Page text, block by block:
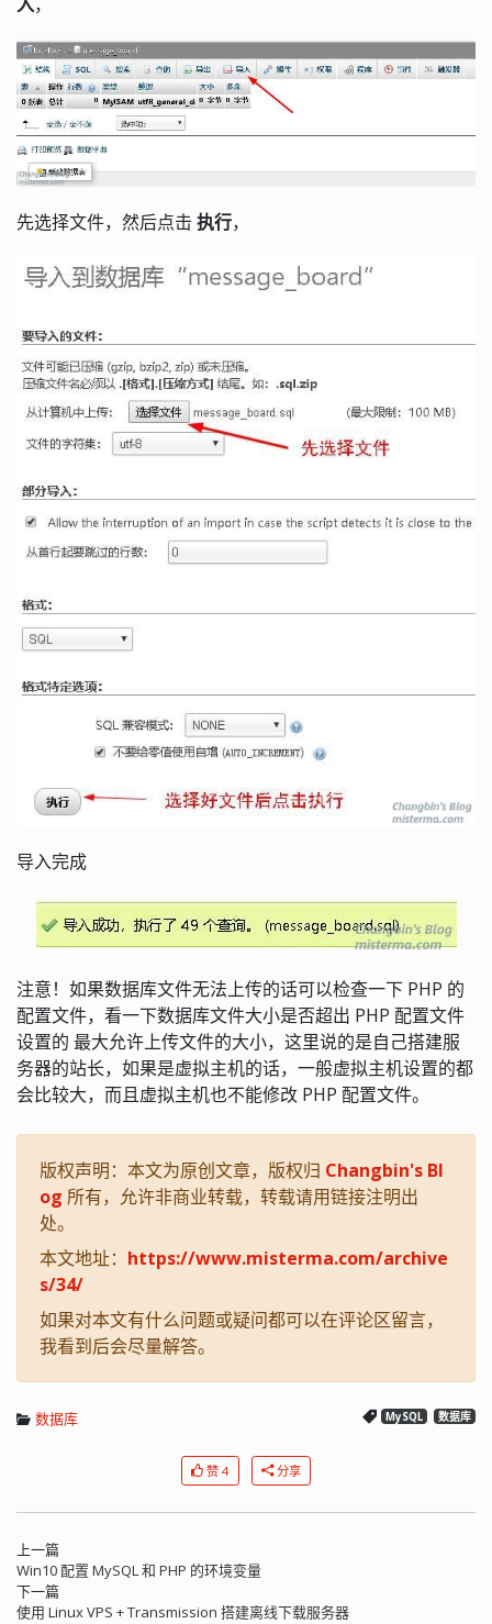
入，
先选择文件，然后点击 执行，
导入完成
注意！如果数据库文件无法上传的话可以检查一下 PHP 的
配置文件，看一下数据库文件大小是否超出 PHP 配置文件
设置的 最大允许上传文件的大小，这里说的是自己搭建服
务器的站长，如果是虚拟主机的话，一般虚拟主机设置的都
会比较大，而且虚拟主机也不能修改 PHP 配置文件。
版权声明：本文为原创文章，版权归 Changbin's Bl
og 所有，允许非商业转载，转载请用链接注明出
处。
本文地址： https://www.misterma.com/archive
s/34/
如果对本文有什么问题或疑问都可以在评论区留言，
我看到后会尽量解答。
数据库 MySQL 数据库
赞 4 分享
上一篇
Win10 配置 MySQL 和 PHP 的环境变量
下一篇
使用 Linux VPS + Transmission 搭建离线下载服务器